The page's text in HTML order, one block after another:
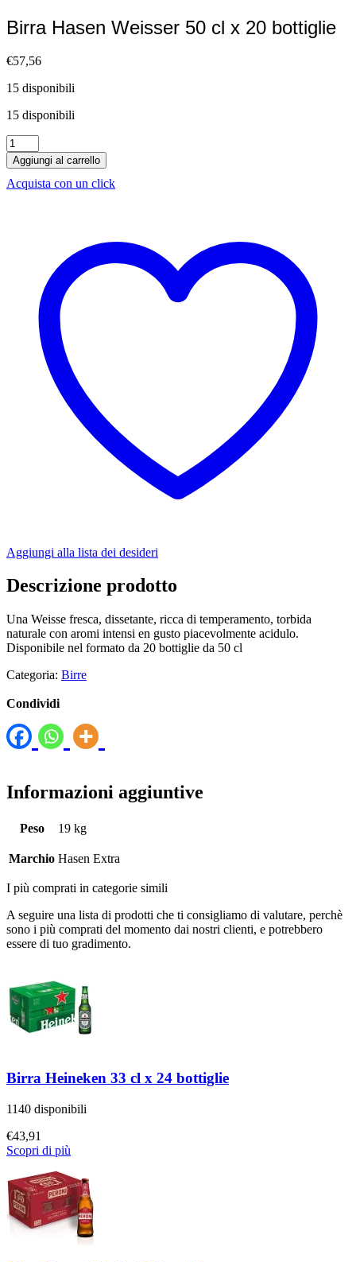
Birra Hasen Weisser 50 cl x 20 bottiglie
€57,56
15 disponibili
15 disponibili
Birra
Hasen
Weisser
50
Aggiungi al carrello
Acquista con un click
Aggiungi alla lista dei desideri
Descrizione prodotto
Una Weisse fresca, dissetante, ricca di temperamento, torbida
naturale con aromi intensi en gusto piacevolmente acidulo.
Disponibile nel formato da 20 bottiglie da 50 cl
Categoria: Birre
Condividi
Informazioni aggiuntive
Peso 19 kg
Marchio Hasen Extra
I più comprati in categorie simili
A seguire una lista di prodotti che ti consigliamo di valutare, perchè
sono i più comprati del momento dai nostri clienti, e potrebbero
essere di tuo gradimento.
Birra Heineken 33 cl x 24 bottiglie
1140 disponibili
€43,91
Scopri di più